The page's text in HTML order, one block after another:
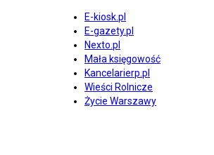
E-kiosk.pl
E-gazety.pl
Nexto.pl
Mała księgowość
Kancelarierp.pl
Wieści Rolnicze
Życie Warszawy